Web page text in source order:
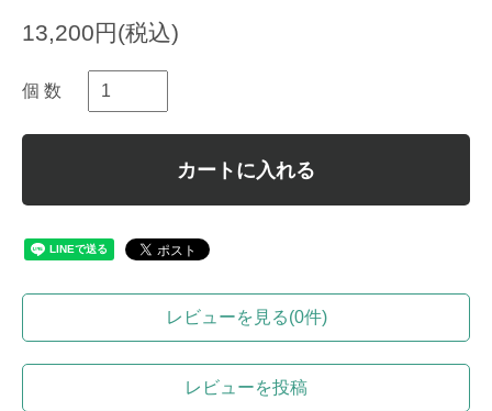
13,200円(税込)
個 数
カートに入れる
レビューを見る(0件)
レビューを投稿